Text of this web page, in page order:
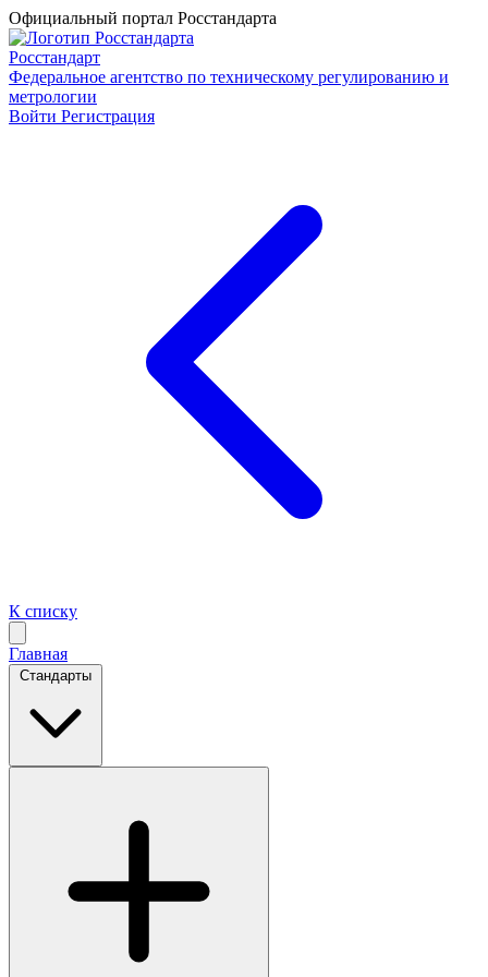
Официальный портал Росстандарта
Росстандарт
Федеральное агентство по техническому регулированию и
метрологии
Войти Регистрация
К списку
Главная
Стандарты